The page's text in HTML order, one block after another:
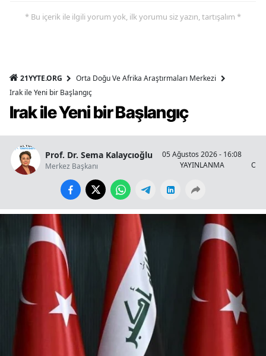
* Bu içerik ile ilgili yorum yok, ilk yorumu siz yazın, tartışalım *
21YYTE.ORG
Orta Doğu Ve Afrika Araştırmaları Merkezi
Irak ile Yeni bir Başlangıç
Irak ile Yeni bir Başlangıç
Prof. Dr. Sema Kalaycıoğlu
Merkez Başkanı
05 Ağustos 2026 - 16:08
YAYINLANMA